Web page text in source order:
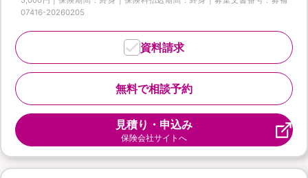
07416-20260205
無料で相談予約
資料請求
見積り・申込み
保険会社サイトへ